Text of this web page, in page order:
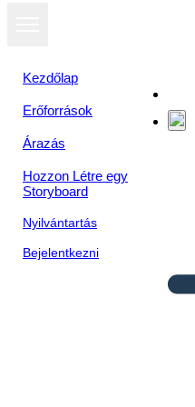
Kezdőlap
Erőforrások
Árazás
Hozzon Létre egy
Storyboard
Nyilvántartás
Bejelentkezni
Шаблон